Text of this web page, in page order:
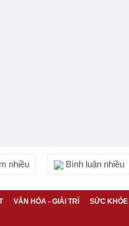
nhiều Bình luận nhiều
VĂN HÓA - GIẢI TRÍ SỨC KHỎE